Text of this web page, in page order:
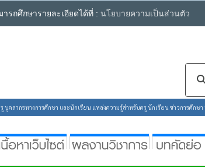
ถศึกษารายละเอียดได้ที่ : นโยบายความเป็นส่วนตัว
บุคลากรทางการศึกษา และนักเรียน แหล่งความรู้สำหรับครู นักเรียน ข่าวการศึก